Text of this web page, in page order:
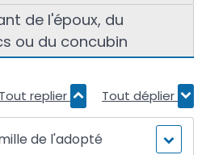
de l'époux, du
ou du concubin
Tout replier Tout déplier
de l'adopté